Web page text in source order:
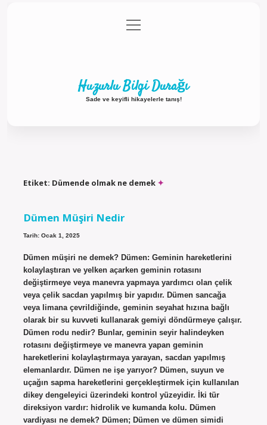
Gizlilik Politikası
menüyü
aç
Huzurlu Bilgi Durağı
Sade ve keyifli hikayelerle tanış!
Etiket: Dümende olmak ne demek
Dümen Müşiri Nedir
Tarih: Ocak 1, 2025
Dümen müşiri ne demek? Dümen: Geminin hareketlerini
kolaylaştıran ve yelken açarken geminin rotasını
değiştirmeye veya manevra yapmaya yardımcı olan çelik
veya çelik sacdan yapılmış bir yapıdır. Dümen sancağa
veya limana çevrildiğinde, geminin seyahat hızına bağlı
olarak bir su kuvveti kullanarak gemiyi döndürmeye çalışır.
Dümen rodu nedir? Bunlar, geminin seyir halindeyken
rotasını değiştirmeye ve manevra yapan geminin
hareketlerini kolaylaştırmaya yarayan, sacdan yapılmış
elemanlardır. Dümen ne işe yarıyor? Dümen, suyun ve
uçağın sapma hareketlerini gerçekleştirmek için kullanılan
dikey dengeleyici üzerindeki kontrol yüzeyidir. İki tür
direksiyon vardır: hidrolik ve kumanda kolu. Dümen
vardiyası ne demek? Dümen; Dümen ve dümen simidi